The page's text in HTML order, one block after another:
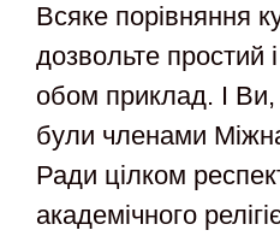
Всяке порівняння
дозвольте простий
обом приклад. І Ви,
були членами
Ради цілком
академічного